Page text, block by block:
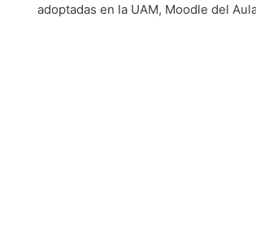
Alejandra; Tarango de la Torre, Juan
adoptadas en la UAM, Moodle del